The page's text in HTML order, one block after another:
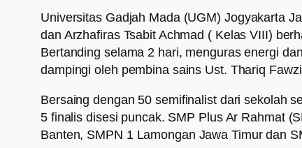
Universitas Gadjah Mada (UGM) Jogyakarta
dan Arzhafiras Tsabit Achmad ( Kelas VIII)
Bertanding selama 2 hari, menguras energi
dampingi oleh pembina sains Ust. Thariq
Bersaing dengan 50 semifinalist dari sekolah
5 finalis disesi puncak. SMP Plus Ar Rahmat
Banten, SMPN 1 Lamongan Jawa Timur dan